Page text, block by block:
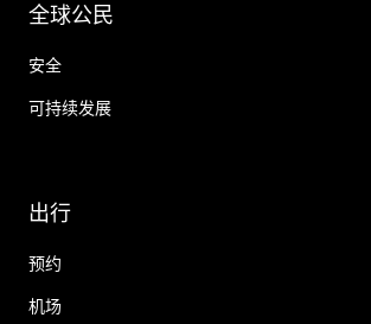
全球公民
安全
可持续发展
出行
预约
机场